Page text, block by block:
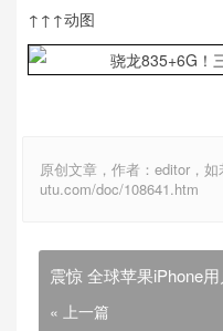
↑↑↑动图
原创文章，作者：editor，
utu.com/doc/108641.htm
震惊 全球苹果iPhone
« 上一篇